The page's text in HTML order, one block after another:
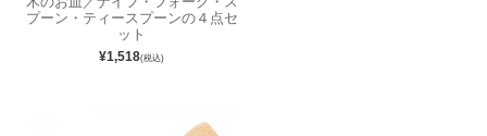
プーン・ティースプーンの４点セ
ット
¥1,518(税込)